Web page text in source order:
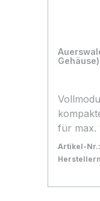
Gehäuse)
für max.
ISDN,
Kanäle
Artikel-Nr.:
In den